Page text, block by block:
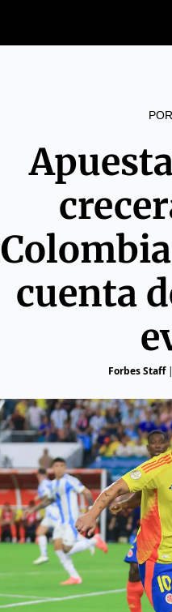
cuenta
Forbes Staff|